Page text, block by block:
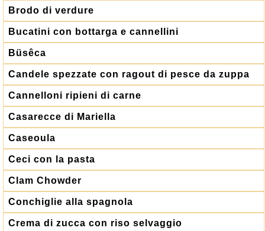
Brodo di verdure
Bucatini con bottarga e cannellini
Büsêca
Candele spezzate con ragout di pesce da zuppa
Cannelloni ripieni di carne
Casarecce di Mariella
Caseoula
Ceci con la pasta
Clam Chowder
Conchiglie alla spagnola
Crema di zucca con riso selvaggio